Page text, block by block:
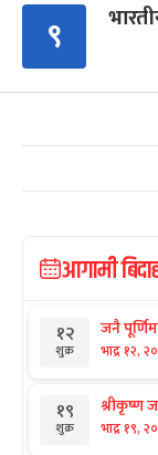
९
आगामी
१२
शुक्र
जनै
भाद्र १२,
१९
शुक्र
श्रीकृष्ण
भाद्र १९,